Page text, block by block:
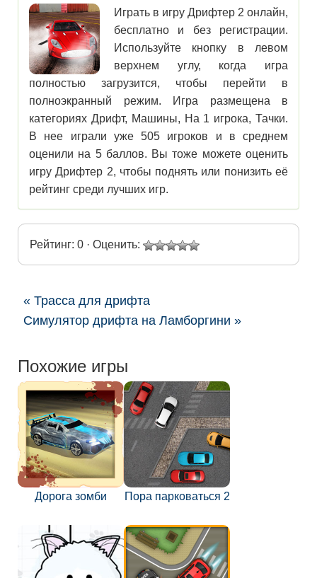
Играть в игру Дрифтер 2 онлайн,
бесплатно и без регистрации.
Используйте кнопку в левом
верхнем углу, когда игра
полностью загрузится, чтобы перейти в
полноэкранный режим. Игра размещена в
категориях Дрифт, Машины, На 1 игрока, Тачки.
В нее играли уже 505 игроков и в среднем
оценили на 5 баллов. Вы тоже можете оценить
игру Дрифтер 2, чтобы поднять или понизить её
рейтинг среди лучших игр.
Рейтинг: 0 · Оценить:
« Трасса для дрифта
Симулятор дрифта на Ламборгини »
Похожие игры
Дорога зомби Пора парковаться 2